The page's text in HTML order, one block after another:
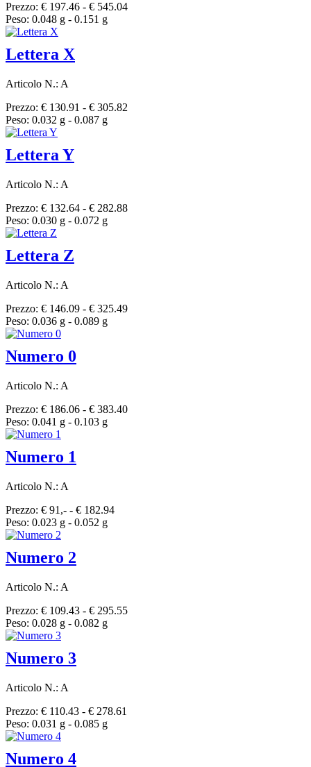
Prezzo: € 197.46 - € 545.04
Peso: 0.048 g - 0.151 g
Lettera X
Articolo N.: A
Prezzo: € 130.91 - € 305.82
Peso: 0.032 g - 0.087 g
Lettera Y
Articolo N.: A
Prezzo: € 132.64 - € 282.88
Peso: 0.030 g - 0.072 g
Lettera Z
Articolo N.: A
Prezzo: € 146.09 - € 325.49
Peso: 0.036 g - 0.089 g
Numero 0
Articolo N.: A
Prezzo: € 186.06 - € 383.40
Peso: 0.041 g - 0.103 g
Numero 1
Articolo N.: A
Prezzo: € 91,- - € 182.94
Peso: 0.023 g - 0.052 g
Numero 2
Articolo N.: A
Prezzo: € 109.43 - € 295.55
Peso: 0.028 g - 0.082 g
Numero 3
Articolo N.: A
Prezzo: € 110.43 - € 278.61
Peso: 0.031 g - 0.085 g
Numero 4